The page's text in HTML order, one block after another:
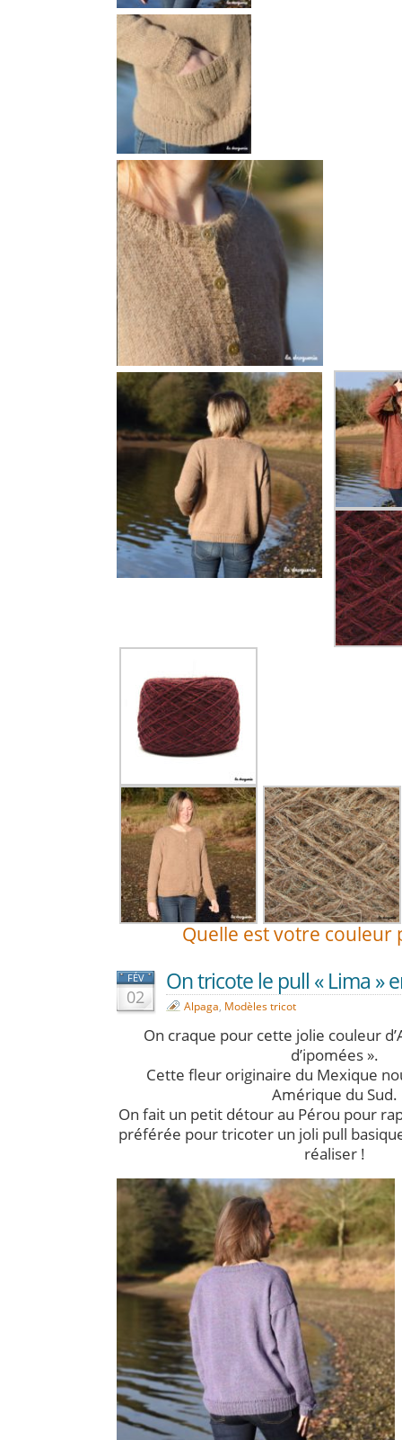
Quelle est votre couleur
FÉV
02
On tricote le pull « Lima »
Alpaga, Modèles tricot
On craque pour cette jolie couleur
d’ipomées ».
Cette fleur originaire du Mexique
Amérique du Sud.
On fait un petit détour au Pérou pour
préférée pour tricoter un joli pull
réaliser !